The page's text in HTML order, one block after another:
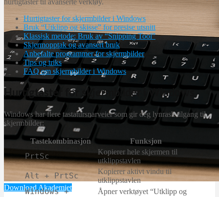
Download Akademiet
hurtigtaster til avanserte verktøy.
Hurtigtaster for skjermbilder i Windows
Bruk “Utklipp og skisse” for presise utsnitt
Klassisk metode: Bruk av “Snipping Tool”
Skjermopptak og avansert bruk
Anbefalte programmer for skjermbilder
Tips og triks
FAQ om skjermbilder i Windows
Hurtigtaster for skjermbilder i Windows
Windows har flere tastatursnarveier som gir deg lynrask tilgang til
skjermbilder:
Tastekombinasjon Funksjon
PrtSc
Kopierer hele skjermen til
utklippstavlen
Alt + PrtSc
Kopierer aktivt vindu til
utklippstavlen
Windows +
Åpner verktøyet “Utklipp og